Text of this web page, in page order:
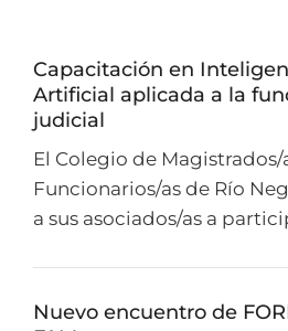
Capacitación en
Artificial aplicada a la
judicial
El Colegio de Magistrados/
Funcionarios/as de Río
a sus asociados/as a
Nuevo encuentro de